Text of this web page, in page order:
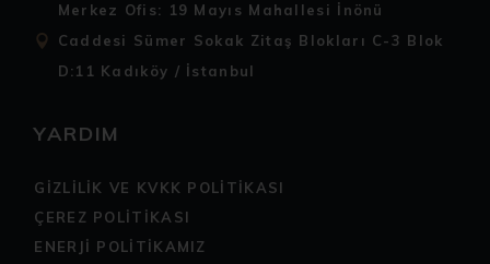
Merkez Ofis: 19 Mayıs Mahallesi İnönü
Caddesi Sümer Sokak Zitaş Blokları C-3 Blok
D:11 Kadıköy / İstanbul
YARDIM
GİZLİLİK VE KVKK POLİTİKASI
ÇEREZ POLİTİKASI
ENERJİ POLİTİKAMIZ